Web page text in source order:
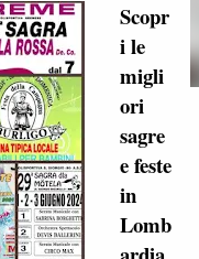
Scopr
i le
migli
ori
sagre
e feste
in
Lomb